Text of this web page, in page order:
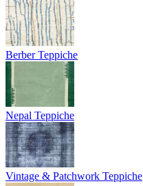
Berber Teppiche
Nepal Teppiche
Vintage & Patchwork Teppiche